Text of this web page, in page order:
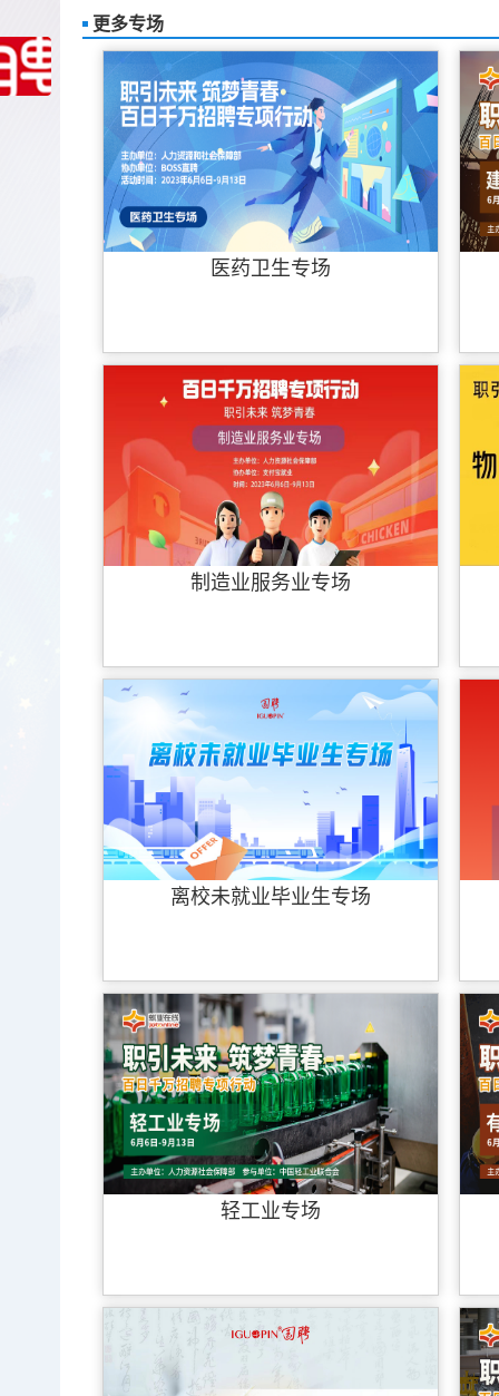
更多专场
医药卫生专场
制造业服务业专场
离校未就业毕业生专场
轻工业专场